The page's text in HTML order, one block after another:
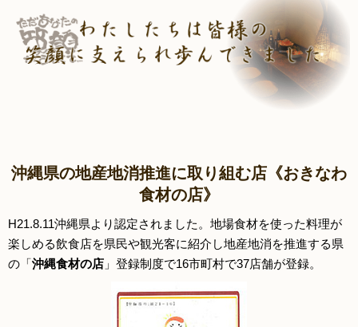
沖縄県の地産地消推進に取り組む店《おきなわ
食材の店》
H21.8.11沖縄県より認定されました。地場食材を使った料理が
楽しめる飲食店を県民や観光客に紹介し地産地消を推進する県
の「沖縄食材の店 」登録制度で16市町村で37店舗が登録。